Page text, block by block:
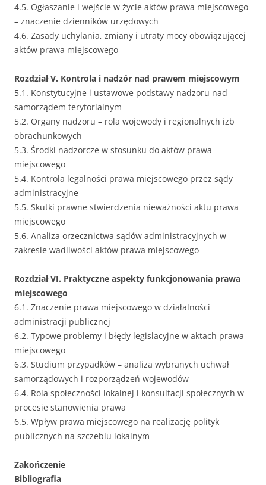
4.5. Ogłaszanie i wejście w życie aktów prawa miejscowego
– znaczenie dzienników urzędowych
4.6. Zasady uchylania, zmiany i utraty mocy obowiązującej
aktów prawa miejscowego
Rozdział V. Kontrola i nadzór nad prawem miejscowym
5.1. Konstytucyjne i ustawowe podstawy nadzoru nad
samorządem terytorialnym
5.2. Organy nadzoru – rola wojewody i regionalnych izb
obrachunkowych
5.3. Środki nadzorcze w stosunku do aktów prawa
miejscowego
5.4. Kontrola legalności prawa miejscowego przez sądy
administracyjne
5.5. Skutki prawne stwierdzenia nieważności aktu prawa
miejscowego
5.6. Analiza orzecznictwa sądów administracyjnych w
zakresie wadliwości aktów prawa miejscowego
Rozdział VI. Praktyczne aspekty funkcjonowania prawa
miejscowego
6.1. Znaczenie prawa miejscowego w działalności
administracji publicznej
6.2. Typowe problemy i błędy legislacyjne w aktach prawa
miejscowego
6.3. Studium przypadków – analiza wybranych uchwał
samorządowych i rozporządzeń wojewodów
6.4. Rola społeczności lokalnej i konsultacji społecznych w
procesie stanowienia prawa
6.5. Wpływ prawa miejscowego na realizację polityk
publicznych na szczeblu lokalnym
Zakończenie
Bibliografia